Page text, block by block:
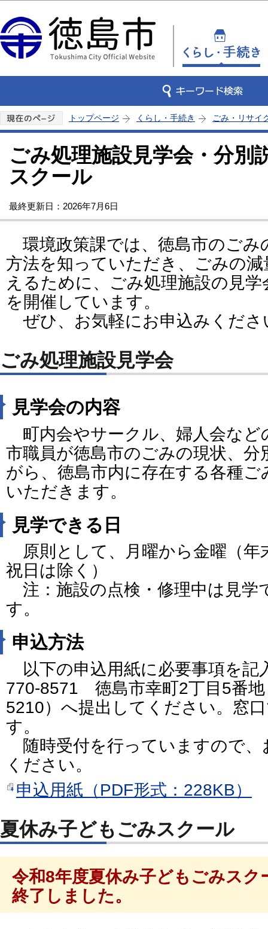
トップページ くらし・手続き ごみ・リサイ
ごみ処理施設見学会・分別
スクール
最終更新日：2026年7月6日
環境政策課では、徳島市のごみ
方法を知っていただき、ごみの
えるために、ごみ処理施設の見
を開催しています。
ぜひ、お気軽にお申込みくださ
ごみ処理施設見学会
見学会の内容
町内会やサークル、婦人会など
市職員が徳島市のごみの現状、
がら、徳島市内に存在する各種
いただきます。
見学できる日
原則として、月曜から金曜（年
祝日は除く）
注：施設の点検・修理中は見学
す。
申込方法
以下の申込用紙に必要事項を記
770-8571 徳島市幸町2丁目5番
5210）へ提出してください。窓
す。
随時受付を行っていますので、
ください。
申込用紙（PDF形式：228KB）
夏休み子どもごみスクール
令和8年度夏休み子どもごみスク
終了しました。